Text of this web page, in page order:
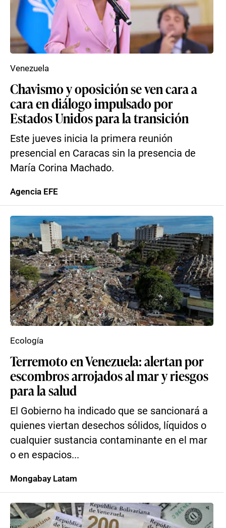
Chavismo y oposición se ven cara a
cara en diálogo impulsado por
Estados Unidos para la transición
Este jueves inicia la primera reunión
presencial en Caracas sin la presencia de
María Corina Machado.
Venezuela
Agencia EFE
Terremoto en Venezuela: alertan por
escombros arrojados al mar y riesgos
para la salud
El Gobierno ha indicado que se sancionará a
quienes viertan desechos sólidos, líquidos o
cualquier sustancia contaminante en el mar
o en espacios...
Ecología
Mongabay Latam